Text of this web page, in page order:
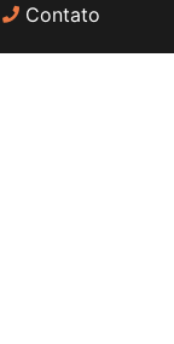
Contato